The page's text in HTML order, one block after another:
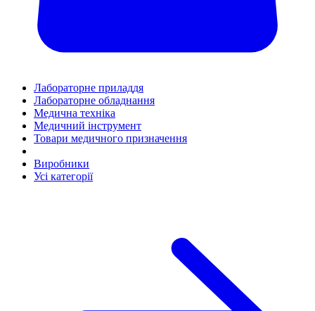
Лабораторне приладдя
Лабораторне обладнання
Медична техніка
Медичний інструмент
Товари медичного призначення
Виробники
Усі категорії